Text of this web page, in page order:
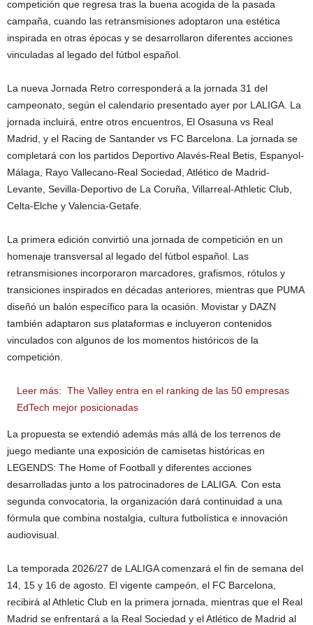
competición que regresa tras la buena acogida de la pasada
campaña, cuando las retransmisiones adoptaron una estética
inspirada en otras épocas y se desarrollaron diferentes acciones
vinculadas al legado del fútbol español.
La nueva Jornada Retro corresponderá a la jornada 31 del
campeonato, según el calendario presentado ayer por LALIGA. La
jornada incluirá, entre otros encuentros, El Osasuna vs Real
Madrid, y el Racing de Santander vs FC Barcelona. La jornada se
completará con los partidos Deportivo Alavés-Real Betis, Espanyol-
Málaga, Rayo Vallecano-Real Sociedad, Atlético de Madrid-
Levante, Sevilla-Deportivo de La Coruña, Villarreal-Athletic Club,
Celta-Elche y Valencia-Getafe.
La primera edición convirtió una jornada de competición en un
homenaje transversal al legado del fútbol español. Las
retransmisiones incorporaron marcadores, grafismos, rótulos y
transiciones inspirados en décadas anteriores, mientras que PUMA
diseñó un balón específico para la ocasión. Movistar y DAZN
también adaptaron sus plataformas e incluyeron contenidos
vinculados con algunos de los momentos históricos de la
competición.
Leer más: The Valley entra en el ranking de las 50 empresas
EdTech mejor posicionadas
La propuesta se extendió además más allá de los terrenos de
juego mediante una exposición de camisetas históricas en
LEGENDS: The Home of Football y diferentes acciones
desarrolladas junto a los patrocinadores de LALIGA. Con esta
segunda convocatoria, la organización dará continuidad a una
fórmula que combina nostalgia, cultura futbolística e innovación
audiovisual.
La temporada 2026/27 de LALIGA comenzará el fin de semana del
14, 15 y 16 de agosto. El vigente campeón, el FC Barcelona,
recibirá al Athletic Club en la primera jornada, mientras que el Real
Madrid se enfrentará a la Real Sociedad y el Atlético de Madrid al